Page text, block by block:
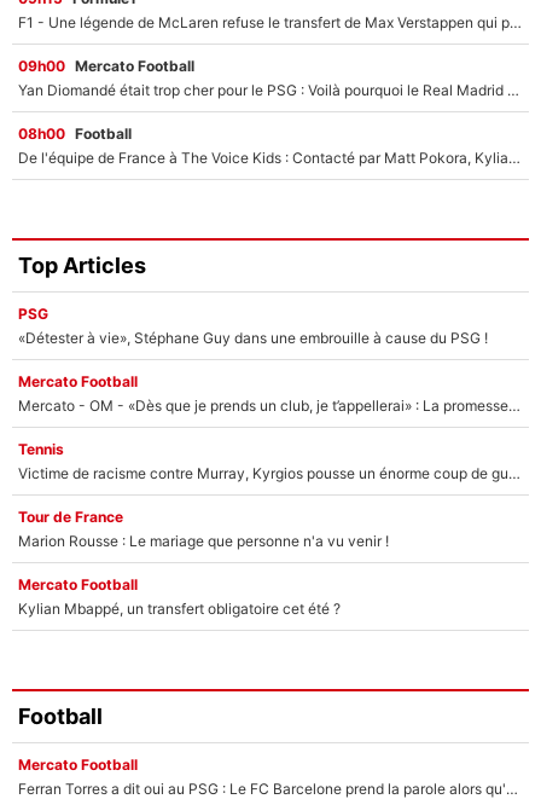
F1 - Une légende de McLaren refuse le transfert de Max Verstappen qui pourrait «faire des vagues» et plomber l'ambiance dans l'équipe
09h00 Mercato Football
Yan Diomandé était trop cher pour le PSG : Voilà pourquoi le Real Madrid a accepté de payer la somme record de 140M€ pour boucler son transfert !
08h00 Football
De l'équipe de France à The Voice Kids : Contacté par Matt Pokora, Kylian Mbappé a accepté de jouer un rôle inédit sur TF1 !
Top Articles
PSG
«Détester à vie», Stéphane Guy dans une embrouille à cause du PSG !
Mercato Football
Mercato - OM - «Dès que je prends un club, je t’appellerai» : La promesse de Marcelino au moment de claquer la porte
Tennis
Victime de racisme contre Murray, Kyrgios pousse un énorme coup de gueule !
Tour de France
Marion Rousse : Le mariage que personne n'a vu venir !
Mercato Football
Kylian Mbappé, un transfert obligatoire cet été ?
Football
Mercato Football
Ferran Torres a dit oui au PSG : Le FC Barcelone prend la parole alors qu'un transfert de l'attaquant espagnol prend forme